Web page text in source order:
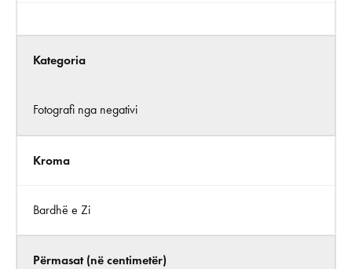
Kategoria
Fotografi nga negativi
Kroma
Bardhë e Zi
Përmasat (në centimetër)